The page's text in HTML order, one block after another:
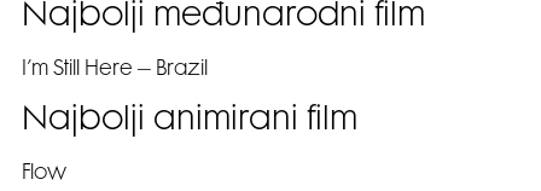
Najbolji međunarodni film
I’m Still Here – Brazil
Najbolji animirani film
Flow